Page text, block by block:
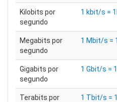
Kilobits por
segundo
1 kbit/s =
Megabits por
segundo
1 Mbit/s =
Gigabits por
segundo
1 Gbit/s =
Terabits por
1 Tbit/s =